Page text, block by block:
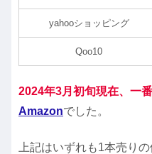
yahooショッピング
Qoo10
2024年3月初旬現在、一
Amazonでした。
上記はいずれも1本売り